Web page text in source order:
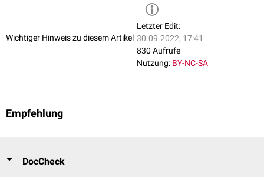
Wichtiger Hinweis zu diesem Artikel
Letzter Edit:
30.09.2022, 17:41
830 Aufrufe
Nutzung: BY-NC-SA
Empfehlung
DocCheck